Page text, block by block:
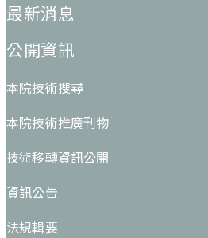
最新消息
公開資訊
本院技術搜尋
本院技術推廣刊物
技術移轉資訊公開
資訊公告
法規輯要